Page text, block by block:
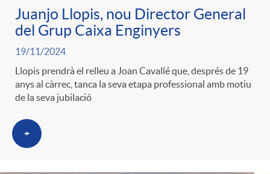
Juanjo Llopis, nou Director General
del Grup Caixa Enginyers
19/11/2024
Llopis prendrà el relleu a Joan Cavallé que, després de 19
anys al càrrec, tanca la seva etapa professional amb motiu
de la seva jubilació
+